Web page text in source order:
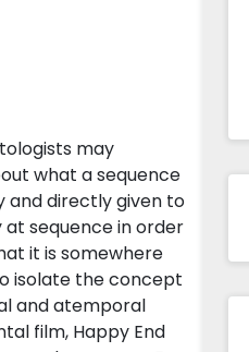
may
what a sequence
and directly given to
sequence in order
it is somewhere
isolate the concept
and atemporal
film, Happy End